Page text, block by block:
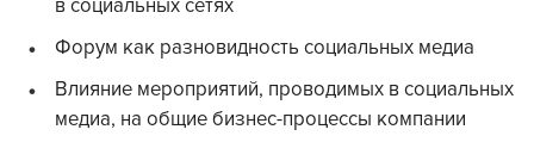
в социальных сетях
Форум как разновидность социальных медиа
Влияние мероприятий, проводимых в социальных
медиа, на общие бизнес-процессы компании